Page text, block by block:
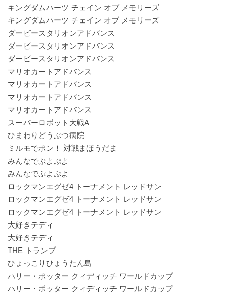
キングダムハーツ チェイン オブ メモリーズ
キングダムハーツ チェイン オブ メモリーズ
ダービースタリオンアドバンス
ダービースタリオンアドバンス
ダービースタリオンアドバンス
マリオカートアドバンス
マリオカートアドバンス
マリオカートアドバンス
マリオカートアドバンス
スーパーロボット大戦A
ひまわりどうぶつ病院
ミルモでポン！ 対戦まほうだま
みんなでぷよぷよ
みんなでぷよぷよ
ロックマンエグゼ4 トーナメント レッドサン
ロックマンエグゼ4 トーナメント レッドサン
ロックマンエグゼ4 トーナメント レッドサン
大好きテディ
大好きテディ
THE トランプ
ひょっこりひょうたん島
ハリー・ポッター クィディッチ ワールドカップ
ハリー・ポッター クィディッチ ワールドカップ